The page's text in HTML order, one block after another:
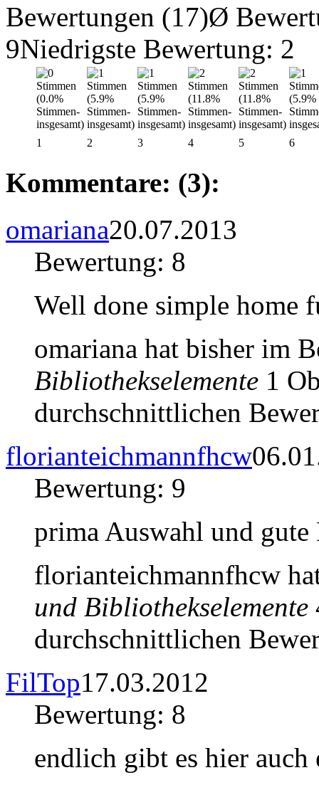
Bewertungen (17)Ø
9Niedrigste Bewertung: 2
1 2 3 4 5 6
Kommentare: (3):
omariana20.07.2013
Bewertung: 8
Well done simple home
omariana hat bisher im
Bibliothekselemente 1
durchschnittlichen
florianteichmannfhcw
Bewertung: 9
prima Auswahl und gute
florianteichmannfhcw
und Bibliothekselemente
durchschnittlichen
FilTop17.03.2012
Bewertung: 8
endlich gibt es hier auch